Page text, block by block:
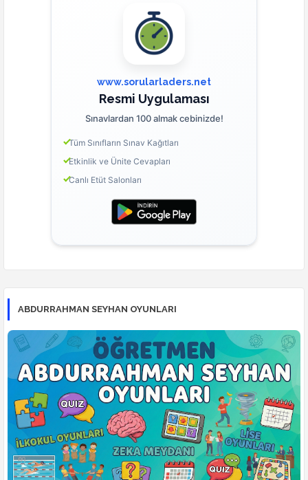
www.sorularladers.net
Resmi Uygulaması
Sınavlardan 100 almak cebinizde!
Tüm Sınıfların Sınav Kağıtları
Etkinlik ve Ünite Cevapları
Canlı Etüt Salonları
ABDURRAHMAN SEYHAN OYUNLARI